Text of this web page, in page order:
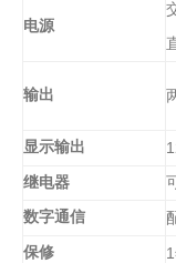
电源
输出
显示输出
继电器
数字通信
保修 1